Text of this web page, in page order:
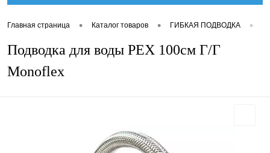
Главная страница • Каталог товаров • ГИБКАЯ ПОДВОДКА •
Подводка для воды РЕХ 100см Г/Г
Monoflex